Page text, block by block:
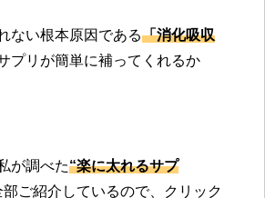
ない根本原因である「消化吸収
プリが簡単に補ってくれるか
が調べた“楽に太れるサプ
ご紹介しているので、クリック